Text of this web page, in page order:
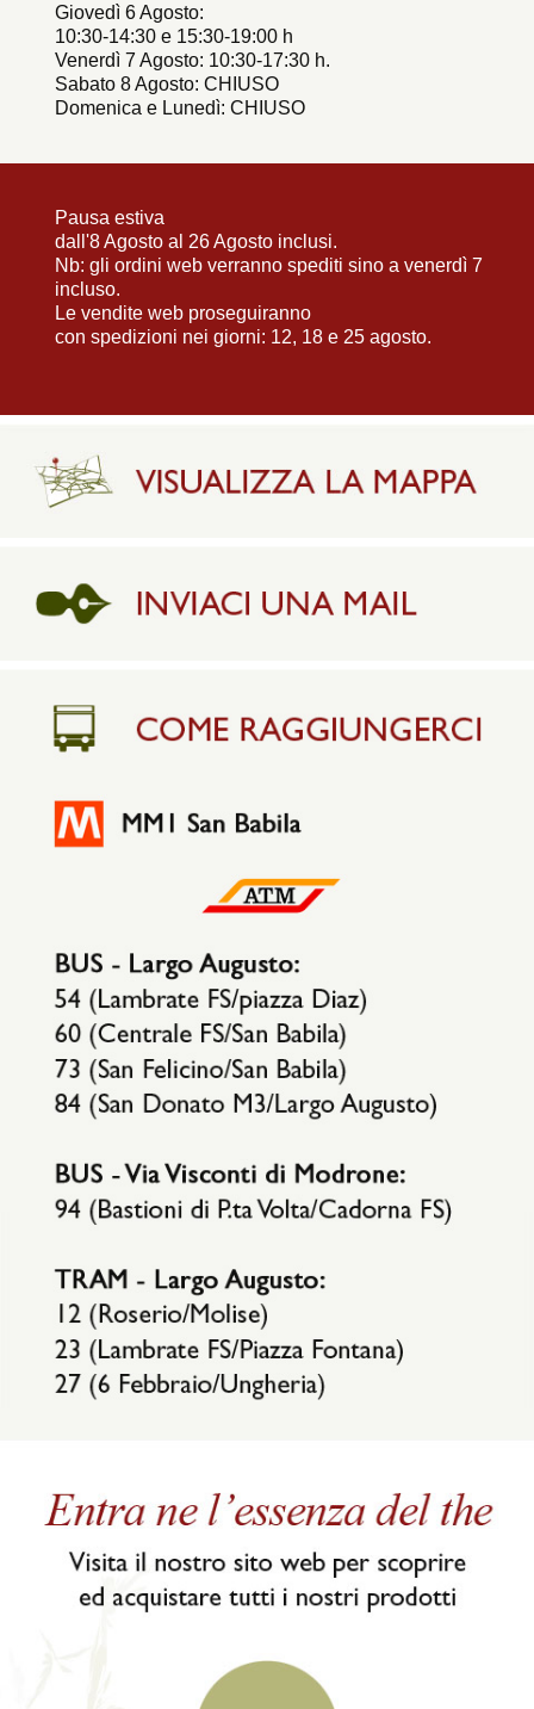
Giovedì 6 Agosto:
10:30-14:30 e 15:30-19:00 h
Venerdì 7 Agosto: 10:30-17:30 h.
Sabato 8 Agosto: CHIUSO
Domenica e Lunedì: CHIUSO
Pausa estiva
dall'8 Agosto al 26 Agosto inclusi.
Nb: gli ordini web verranno spediti sino a venerdì 7
incluso.
Le vendite web proseguiranno
con spedizioni nei giorni: 12, 18 e 25 agosto.